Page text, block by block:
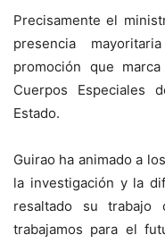
Precisamente el
presencia
promoción que
Cuerpos Especiales
Estado.
Guirao ha animado a
la investigación y la
resaltado su trabajo
trabajamos para el